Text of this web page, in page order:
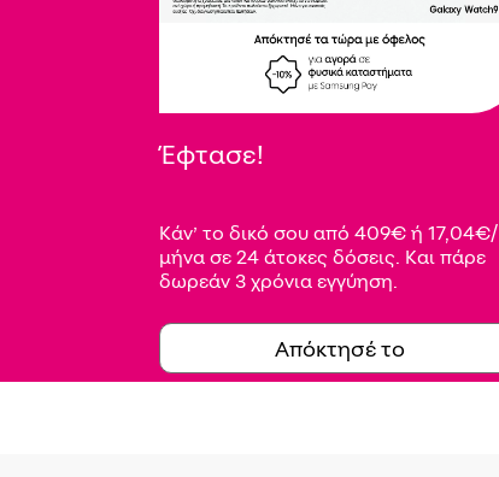
Έφτασε!
Κάν’ το δικό σου από 409€ ή 17,04€/
μήνα σε 24 άτοκες δόσεις. Και πάρε
δωρεάν 3 χρόνια εγγύηση.
Απόκτησέ το